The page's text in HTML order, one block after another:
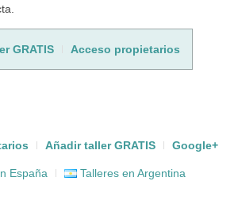
GRATIS Acceso propietarios
Añadir taller GRATIS Google+
España Talleres en Argentina